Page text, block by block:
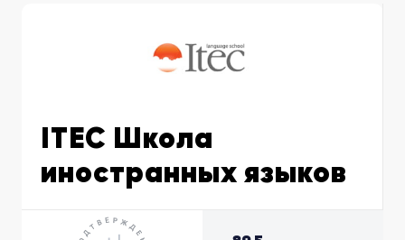
ITEC Школа
иностранных языков